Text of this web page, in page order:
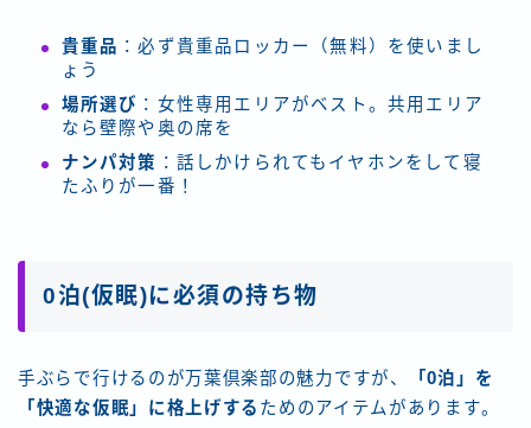
貴重品 ：必ず貴重品ロッカー（無料）を使いまし
ょう
場所選び ：女性専用エリアがベスト。共用エリア
なら壁際や奥の席を
ナンパ対策 ：話しかけられてもイヤホンをして寝
たふりが一番！
0泊(仮眠)に必須の持ち物
手ぶらで行けるのが万葉倶楽部の魅力ですが、
「0泊」を
「快適な仮眠」に格上げする ためのアイテムがあります。